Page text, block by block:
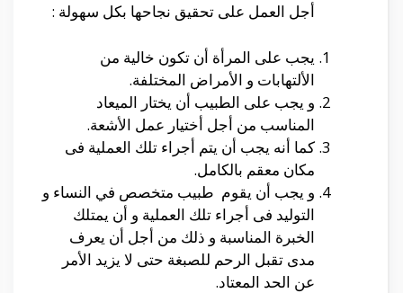
أجل العمل على تحقيق نجاحها بكل سهولة :
يجب على المرأة أن تكون خالية من
الألتهابات و الأمراض المختلفة.
و يجب على الطبيب أن يختار الميعاد
المناسب من أجل أختيار عمل الأشعة.
كما أنه يجب أن يتم أجراء تلك العملية فى
مكان معقم بالكامل.
و يجب أن يقوم طبيب متخصص في النساء و
التوليد فى أجراء تلك العملية و أن يمتلك
الخبرة المناسبة و ذلك من أجل أن يعرف
مدى تقبل الرحم للصبغة حتى لا يزيد الأمر
عن الحد المعتاد.